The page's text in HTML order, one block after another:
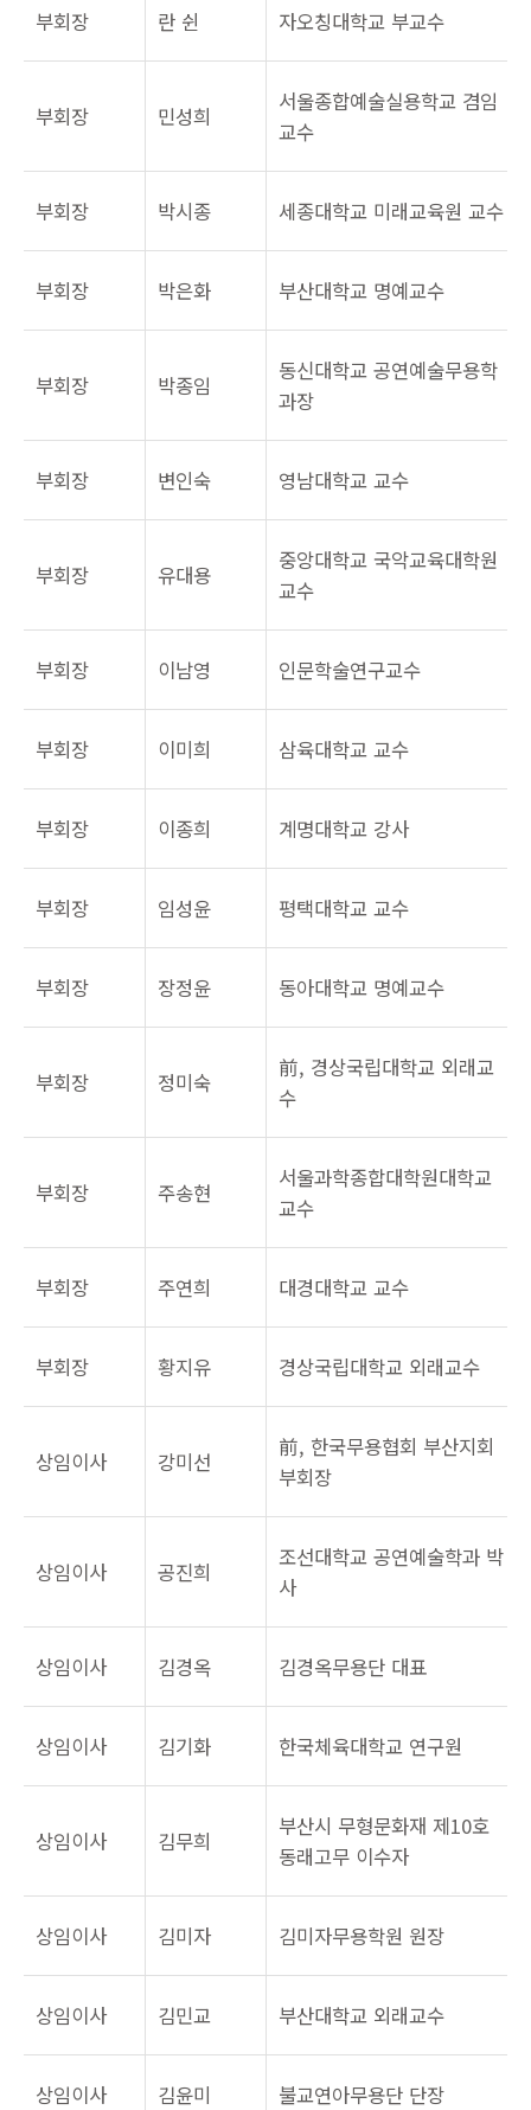
부회장 란 쉰 자오칭대학교 부교수
부회장 민성희
서울종합예술실용학교 겸임
교수
부회장 박시종 세종대학교 미래교육원 교수
부회장 박은화 부산대학교 명예교수
부회장 박종임
동신대학교 공연예술무용학
과장
부회장 변인숙 영남대학교 교수
부회장 유대용
중앙대학교 국악교육대학원
교수
부회장 이남영 인문학술연구교수
부회장 이미희 삼육대학교 교수
부회장 이종희 계명대학교 강사
부회장 임성윤 평택대학교 교수
부회장 장정윤 동아대학교 명예교수
부회장 정미숙
前, 경상국립대학교 외래교
수
부회장 주송현
서울과학종합대학원대학교
교수
부회장 주연희 대경대학교 교수
부회장 황지유 경상국립대학교 외래교수
상임이사 강미선
前, 한국무용협회 부산지회
부회장
상임이사 공진희
조선대학교 공연예술학과 박
사
상임이사 김경옥 김경옥무용단 대표
상임이사 김기화 한국체육대학교 연구원
상임이사 김무희
부산시 무형문화재 제10호
동래고무 이수자
상임이사 김미자 김미자무용학원 원장
상임이사 김민교 부산대학교 외래교수
상임이사 김윤미 불교연아무용단 단장